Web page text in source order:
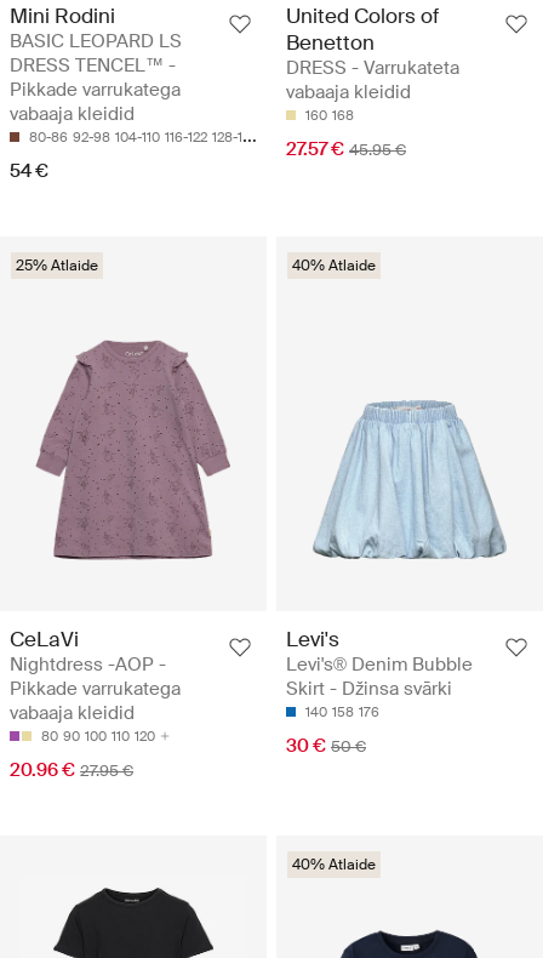
Mini Rodini
BASIC LEOPARD LS
DRESS TENCEL™ -
Pikkade varrukatega
vabaaja kleidid
80-86 92-98 104-110 116-122 128-134
54 €
United Colors of
Benetton
DRESS - Varrukateta
vabaaja kleidid
160 168
27.57 € 45.95 €
25% Atlaide
CeLaVi
Nightdress -AOP -
Pikkade varrukatega
vabaaja kleidid
80 90 100 110 120
20.96 € 27.95 €
40% Atlaide
Levi's
Levi's® Denim Bubble
Skirt - Džinsa svārki
140 158 176
30 € 50 €
40% Atlaide